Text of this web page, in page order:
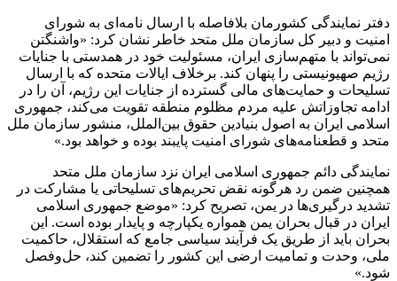
دفتر نمایندگی کشورمان بلافاصله با ارسال نامه‌ای به شورای
امنیت و دبیر کل سازمان ملل متحد خاطر نشان کرد: «واشنگتن
نمی‌تواند با متهم‌سازی ایران، مسئولیت خود در همدستی با جنایات
رژیم صهیونیستی را پنهان کند. برخلاف ایالات متحده که با ارسال
تسلیحات و حمایت‌های مالی گسترده از جنایات این رژیم، آن را در
ادامه تجاوزاتش علیه مردم مظلوم منطقه تقویت می‌کند، جمهوری
اسلامی ایران به اصول بنیادین حقوق بین‌الملل، منشور سازمان ملل
متحد و قطعنامه‌های شورای امنیت پایبند بوده و خواهد بود.»
نمایندگی دائم جمهوری اسلامی ایران نزد سازمان ملل متحد
همچنین ضمن رد هرگونه نقض تحریم‌های تسلیحاتی یا مشارکت در
تشدید درگیری‌ها در یمن، تصریح کرد: «موضع جمهوری اسلامی
ایران در قبال بحران یمن همواره یکپارچه و پایدار بوده است. این
بحران باید از طریق یک فرآیند سیاسی جامع که استقلال، حاکمیت
ملی، وحدت و تمامیت ارضی این کشور را تضمین کند، حل‌وفصل
شود.»